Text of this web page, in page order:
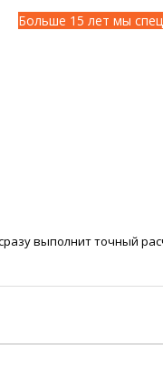
Больше 15 лет мы
выполнит точный